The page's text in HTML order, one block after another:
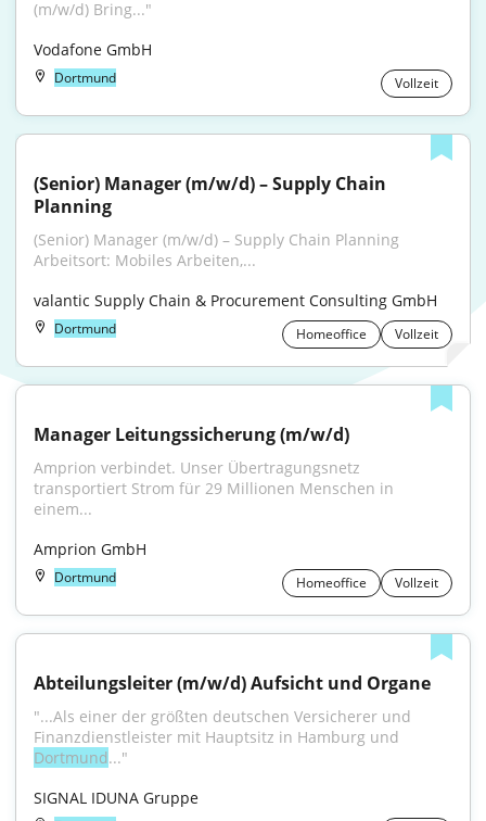
(m/w/d) Bring..."
Vodafone GmbH
Dortmund Vollzeit
(Senior) Manager (m/w/d) – Supply Chain
Planning
(Senior) Manager (m/w/d) – Supply Chain Planning
Arbeitsort: Mobiles Arbeiten,...
valantic Supply Chain & Procurement Consulting GmbH
Dortmund Homeoffice Vollzeit
Manager Leitungssicherung (m/w/d)
Amprion verbindet. Unser Übertragungsnetz
transportiert Strom für 29 Millionen Menschen in
einem...
Amprion GmbH
Dortmund Homeoffice Vollzeit
Abteilungsleiter (m/w/d) Aufsicht und Organe
"...Als einer der größten deutschen Versicherer und
Dortmund..."
SIGNAL IDUNA Gruppe